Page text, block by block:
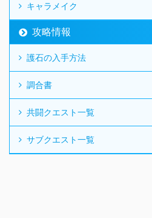
キャラメイク
攻略情報
護石の入手方法
調合書
共闘クエスト一覧
サブクエスト一覧